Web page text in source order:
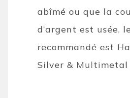
abîmé ou que la
d’argent est usée,
recommandé est
Silver & Multimetal